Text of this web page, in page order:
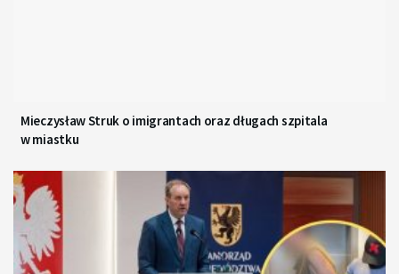
Mieczysław Struk o imigrantach oraz długach szpitala
w miastku